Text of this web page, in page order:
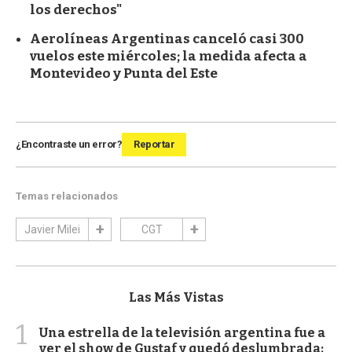
los derechos"
Aerolíneas Argentinas canceló casi 300
vuelos este miércoles; la medida afecta a
Montevideo y Punta del Este
¿Encontraste un error? Reportar
Temas relacionados
Javier Milei CGT
Las Más Vistas
1
Una estrella de la televisión argentina fue a
ver el show de Gustaf y quedó deslumbrada: